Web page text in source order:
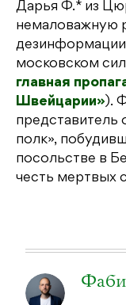
Дарья Ф.* из
немаловажную
московском
главная
Швейцарии»).
представитель
полк»,
посольстве в
честь мертвых